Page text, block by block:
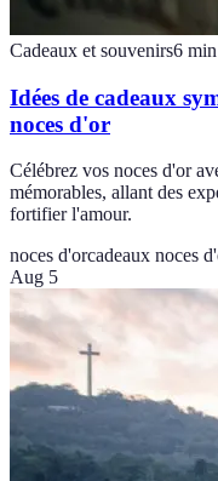
Cadeaux et souvenirs6 min
Idées de cadeaux
noces d'or
Célébrez vos noces d'or
mémorables, allant des
fortifier l'amour.
noces d'orcadeaux noces
Aug 5